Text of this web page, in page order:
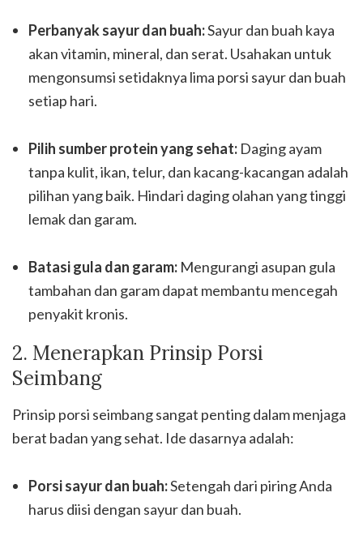
Perbanyak sayur dan buah:Sayur dan buah kaya
akan vitamin, mineral, dan serat. Usahakan untuk
mengonsumsi setidaknya lima porsi sayur dan buah
setiap hari.
Pilih sumber protein yang sehat: Daging ayam
tanpa kulit, ikan, telur, dan kacang-kacangan adalah
pilihan yang baik. Hindari daging olahan yang tinggi
lemak dan garam.
Batasi gula dan garam: Mengurangi asupan gula
tambahan dan garam dapat membantu mencegah
penyakit kronis.
2. Menerapkan Prinsip Porsi
Seimbang
Prinsip porsi seimbang sangat penting dalam menjaga
berat badan yang sehat. Ide dasarnya adalah:
Porsi sayur dan buah:Setengah dari piring Anda
harus diisi dengan sayur dan buah.